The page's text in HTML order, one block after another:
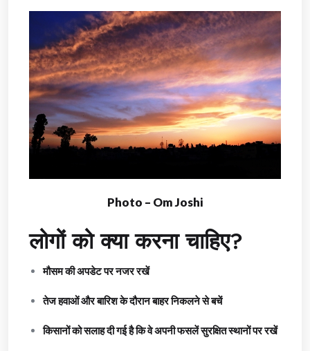
Photo – Om Joshi
लोगों को क्या करना चाहिए?
मौसम की अपडेट पर नजर रखें
तेज हवाओं और बारिश के दौरान बाहर निकलने से बचें
किसानों को सलाह दी गई है कि वे अपनी फसलें सुरक्षित स्थानों पर रखें